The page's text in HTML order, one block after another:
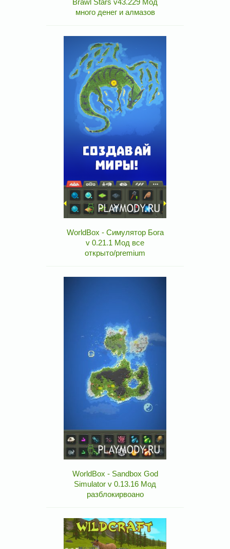
Brawl Stars v43.229 Мод
много денег и алмазов
WorldBox - Симулятор Бога
v 0.21.1 Мод все
открыто/premium
WorldBox - Sandbox God
Simulator v 0.13.16 Мод
разблокирвоано